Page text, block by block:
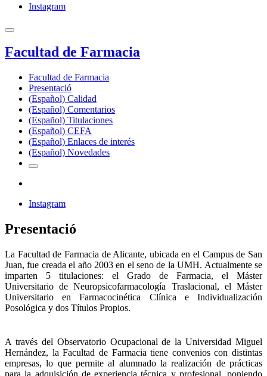
Instagram
Facultad de Farmacia
Facultad de Farmacia
Presentació
(Español) Calidad
(Español) Comentarios
(Español) Titulaciones
(Español) CEFA
(Español) Enlaces de interés
(Español) Novedades
Instagram
Presentació
La Facultad de Farmacia de Alicante, ubicada en el Campus de San
Juan, fue creada el año 2003 en el seno de la UMH. Actualmente se
imparten 5 titulaciones: el Grado de Farmacia, el Máster
Universitario de Neuropsicofarmacología Traslacional, el Máster
Universitario en Farmacocinética Clínica e Individualización
Posológica y dos Títulos Propios.
A través del Observatorio Ocupacional de la Universidad Miguel
Hernández, la Facultad de Farmacia tiene convenios con distintas
empresas, lo que permite al alumnado la realización de prácticas
para la adquisición de experiencia técnica y profesional, poniendo